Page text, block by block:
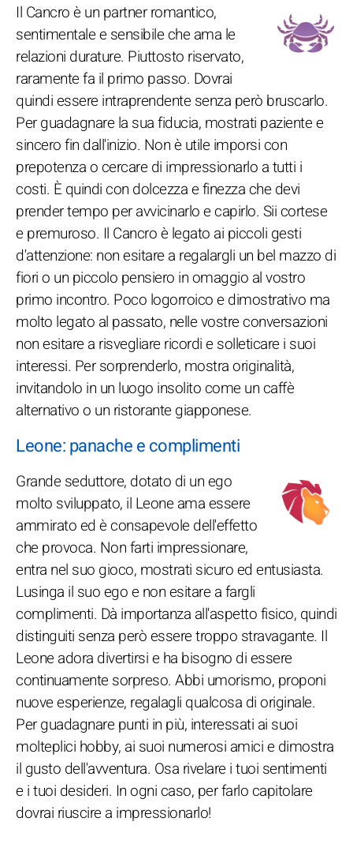
Il Cancro è un partner romantico,
sentimentale e sensibile che ama le
relazioni durature. Piuttosto riservato,
raramente fa il primo passo. Dovrai
quindi essere intraprendente senza però bruscarlo.
Per guadagnare la sua fiducia, mostrati paziente e
sincero fin dall'inizio. Non è utile imporsi con
prepotenza o cercare di impressionarlo a tutti i
costi. È quindi con dolcezza e finezza che devi
prender tempo per avvicinarlo e capirlo. Sii cortese
e premuroso. Il Cancro è legato ai piccoli gesti
d'attenzione: non esitare a regalargli un bel mazzo di
fiori o un piccolo pensiero in omaggio al vostro
primo incontro. Poco logorroico e dimostrativo ma
molto legato al passato, nelle vostre conversazioni
non esitare a risvegliare ricordi e solleticare i suoi
interessi. Per sorprenderlo, mostra originalità,
invitandolo in un luogo insolito come un caffè
alternativo o un ristorante giapponese.
Leone: panache e complimenti
Grande seduttore, dotato di un ego
molto sviluppato, il Leone ama essere
ammirato ed è consapevole dell'effetto
che provoca. Non farti impressionare,
entra nel suo gioco, mostrati sicuro ed entusiasta.
Lusinga il suo ego e non esitare a fargli
complimenti. Dà importanza all'aspetto fisico, quindi
distinguiti senza però essere troppo stravagante. Il
Leone adora divertirsi e ha bisogno di essere
continuamente sorpreso. Abbi umorismo, proponi
nuove esperienze, regalagli qualcosa di originale.
Per guadagnare punti in più, interessati ai suoi
molteplici hobby, ai suoi numerosi amici e dimostra
il gusto dell'avventura. Osa rivelare i tuoi sentimenti
e i tuoi desideri. In ogni caso, per farlo capitolare
dovrai riuscire a impressionarlo!